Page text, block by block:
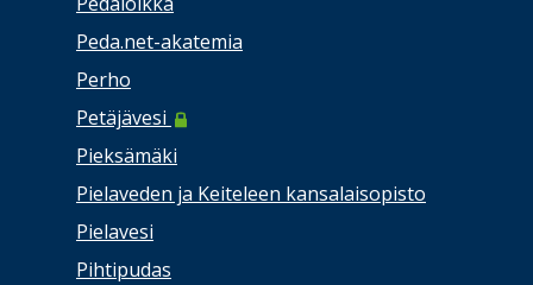
Peda.net-akatemia
Perho
Petäjävesi
Pieksämäki
Pielaveden ja Keiteleen kansalaisopisto
Pielavesi
Pihtipudas